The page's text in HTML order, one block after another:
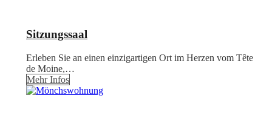
Sitzungssaal
Erleben Sie an einen einzigartigen Ort im Herzen vom Tête
de Moine,…
Mehr Infos